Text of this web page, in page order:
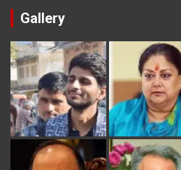
Gallery